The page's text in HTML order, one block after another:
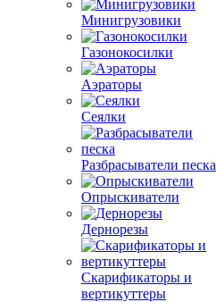
Минигрузовики
Газонокосилки
Аэраторы
Сеялки
Разбрасыватели песка
Опрыскиватели
Дернорезы
Скарификаторы и
вертикуттеры